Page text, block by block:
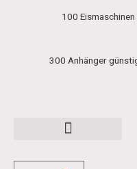
100
300 Anhänger